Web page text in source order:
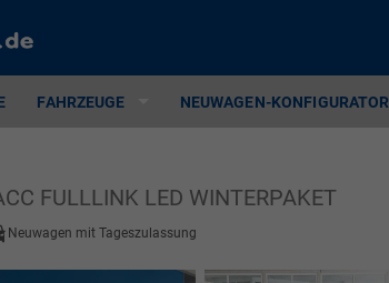
FAHRZEUGE NEUWAGEN-KONFIGURATOR
FULLLINK LED WINTERPAKET
Neuwagen mit Tageszulassung